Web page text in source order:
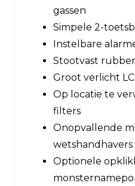
gassen
Simpele 2-
Instelbare
Stootvast
Groot verlicht
Op locatie te
filters
Onopvallende
wetshandhavers
Optionele